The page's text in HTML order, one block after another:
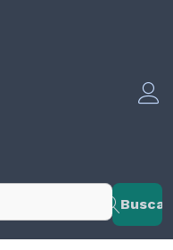
Buscar